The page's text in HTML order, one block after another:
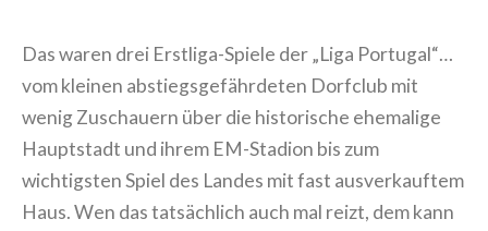
Das waren drei Erstliga-Spiele der „Liga Portugal“…
vom kleinen abstiegsgefährdeten Dorfclub mit
wenig Zuschauern über die historische ehemalige
Hauptstadt und ihrem EM-Stadion bis zum
wichtigsten Spiel des Landes mit fast ausverkauftem
Haus. Wen das tatsächlich auch mal reizt, dem kann